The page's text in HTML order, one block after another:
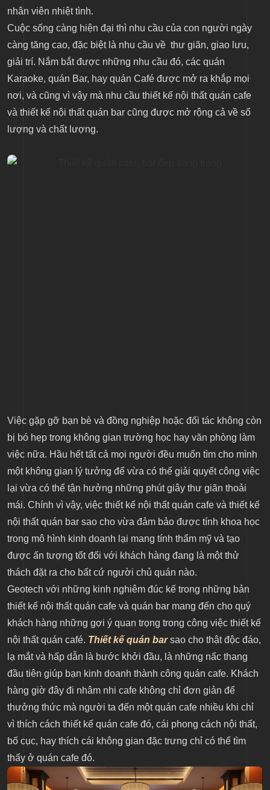
nhân viên nhiệt tình.
Cuộc sống càng hiện đại thì nhu cầu của con người ngày
càng tăng cao, đặc biệt là nhu cầu về thư giãn, giao lưu,
giải trí. Nắm bắt được những nhu cầu đó, các quán
Karaoke, quán Bar, hay quán Café được mở ra khắp mọi
nơi, và cũng vì vậy mà nhu cầu thiết kế nội thất quán cafe
và thiết kế nội thất quán bar cũng được mở rộng cả về số
lượng và chất lượng.
Việc gặp gỡ bạn bè và đồng nghiệp hoặc đối tác không còn
bị bó hẹp trong không gian trường học hay văn phòng làm
việc nữa. Hầu hết tất cả mọi người đều muốn tìm cho mình
một không gian lý tưởng để vừa có thể giải quyết công việc
lại vừa có thể tận hưởng những phút giây thư giãn thoải
mái. Chính vì vậy, việc thiết kế nội thất quán cafe và thiết kế
nội thất quán bar sao cho vừa đảm bảo được tính khoa học
trong mô hình kinh doanh lại mang tính thẩm mỹ và tạo
được ấn tượng tốt đối với khách hàng đang là một thử
thách đặt ra cho bất cứ người chủ quán nào.
Geotech với những kinh nghiêm đúc kế trong những bản
thiết kế nội thất quán cafe và quán bar mang đến cho quý
khách hàng những gợi ý quan trọng trong công việc thiết kế
nội thất quán café. Thiết kế quán barsao cho thật độc đáo,
lạ mắt và hấp dẫn là bước khởi đầu, là những nấc thang
đầu tiên giúp bạn kinh doanh thành công quán cafe. Khách
hàng giờ đây đi nhâm nhi cafe không chỉ đơn giản để
thưởng thức mà người ta đến một quán cafe nhiều khi chỉ
vì thích cách thiết kế quán cafe đó, cái phong cách nội thất,
bố cục, hay thích cái không gian đặc trưng chỉ có thể tìm
thấy ở quán cafe đó.